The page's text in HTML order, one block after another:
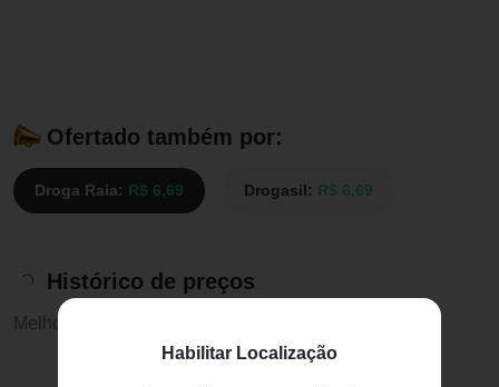
Habilitar Localização
Ofertado também por:
Droga Raia: R$ 6,69 Drogasil: R$ 6,69
Histórico de preços
Melhor preço: